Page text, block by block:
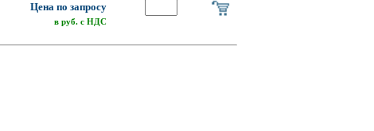
Цена по запросу
в руб. с НДС